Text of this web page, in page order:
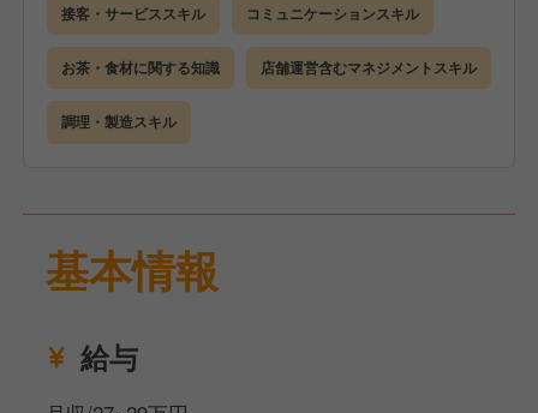
■バッシング・リセット
まずは基礎を学んでいただきながら、できるところか
ら仕事をお任せしていきます。
徐々に慣れてきたら後輩スタッフの教育・指導やお店
ます。
にも調理・製造業務にもチャレンジしていただきたい
です！
今回は経験者採用ではありますが、人柄重視で見てい
接客・サービススキル コミュニケーションスキル
お茶・食材に関する知識 店舗運営含むマネジメントスキル
調理・製造スキル
基本情報
給与